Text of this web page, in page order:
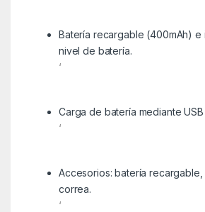
Batería recargable (400mAh) e
nivel de batería.
‘
Carga de batería mediante USB
‘
Accesorios: batería recargable,
correa.
‘